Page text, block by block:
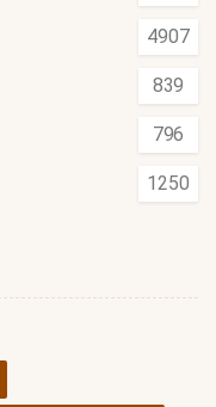
4907
839
796
1250